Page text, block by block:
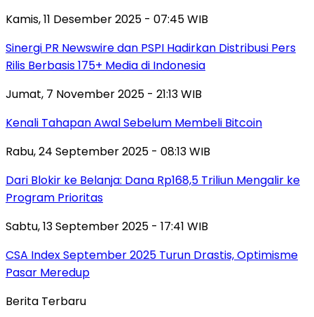
Kamis, 11 Desember 2025 - 07:45 WIB
Sinergi PR Newswire dan PSPI Hadirkan Distribusi Pers
Rilis Berbasis 175+ Media di Indonesia
Jumat, 7 November 2025 - 21:13 WIB
Kenali Tahapan Awal Sebelum Membeli Bitcoin
Rabu, 24 September 2025 - 08:13 WIB
Dari Blokir ke Belanja: Dana Rp168,5 Triliun Mengalir ke
Program Prioritas
Sabtu, 13 September 2025 - 17:41 WIB
CSA Index September 2025 Turun Drastis, Optimisme
Pasar Meredup
Berita Terbaru